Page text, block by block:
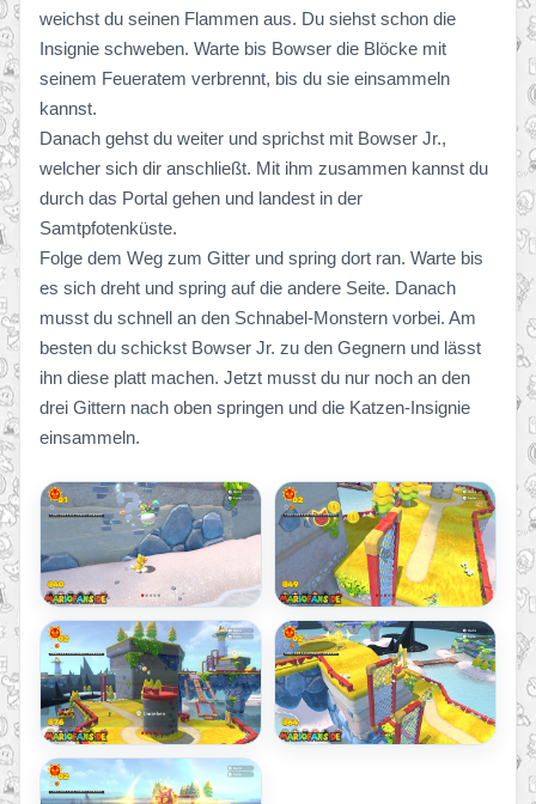
weichst du seinen Flammen aus. Du siehst schon die
Insignie schweben. Warte bis Bowser die Blöcke mit
seinem Feueratem verbrennt, bis du sie einsammeln
kannst.
Danach gehst du weiter und sprichst mit Bowser Jr.,
welcher sich dir anschließt. Mit ihm zusammen kannst du
durch das Portal gehen und landest in der
Samtpfotenküste.
Folge dem Weg zum Gitter und spring dort ran. Warte bis
es sich dreht und spring auf die andere Seite. Danach
musst du schnell an den Schnabel-Monstern vorbei. Am
besten du schickst Bowser Jr. zu den Gegnern und lässt
ihn diese platt machen. Jetzt musst du nur noch an den
drei Gittern nach oben springen und die Katzen-Insignie
einsammeln.